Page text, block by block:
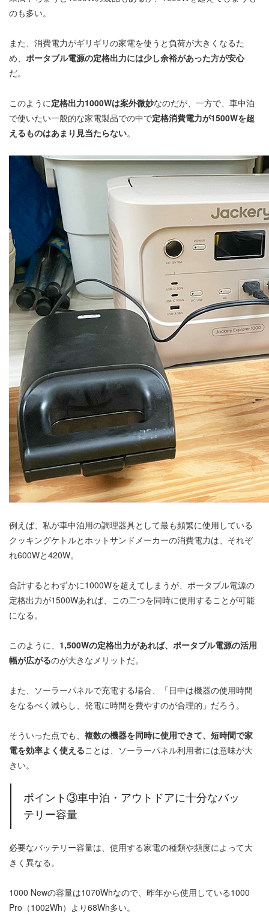
のも多い。
また、消費電力がギリギリの家電を使うと負荷が大きくなるた
め、 ポータブル電源の定格出力には少し余裕があった方が安心
だ。
このように定格出力1000Wは案外微妙なのだが、一方で、車中泊
で使いたい一般的な家電製品での中で定格消費電力が1500Wを超
えるものはあまり見当たらない。
例えば、私が車中泊用の調理器具として最も頻繁に使用している
クッキングケトルとホットサンドメーカーの消費電力は、それぞ
れ600Wと420W。
合計するとわずかに1000Wを超えてしまうが、ポータブル電源の
定格出力が1500Wあれば、この二つを同時に使用することが可能
になる。
このように、 1,500Wの定格出力があれば、ポータブル電源の活用
幅が広がるのが大きなメリットだ。
また、ソーラーパネルで充電する場合、「日中は機器の使用時間
をなるべく減らし、発電に時間を費やすのが合理的」だろう。
そういった点でも、 複数の機器を同時に使用できて、短時間で家
電を効率よく使えることは、ソーラーパネル利用者には意味が大
きい。
ポイント③車中泊・アウトドアに十分なバッ
テリー容量
必要なバッテリー容量は、使用する家電の種類や頻度によって大
きく異なる。
1000 Newの容量は1070Whなので、昨年から使用している1000
Pro（1002Wh）より68Wh多い。